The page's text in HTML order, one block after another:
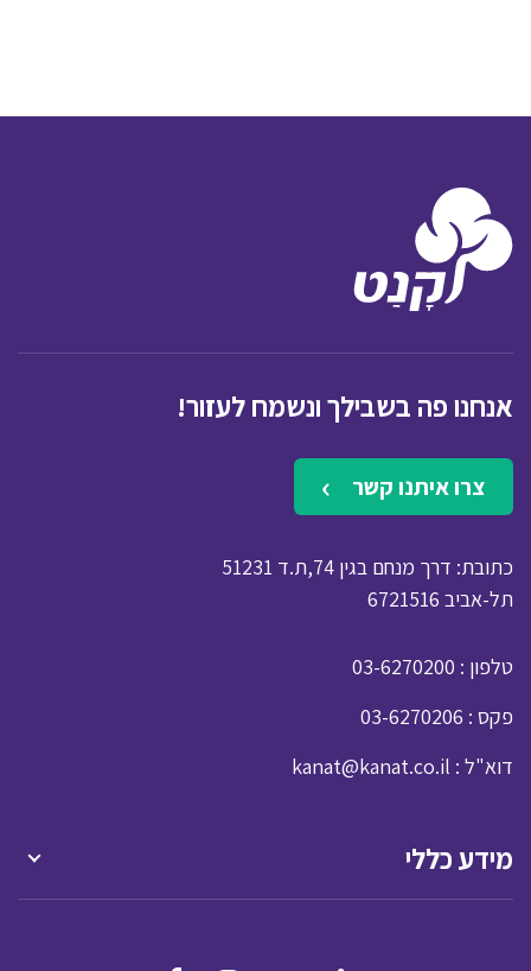
אנחנו פה בשבילך ונשמח לעזור!
צרו איתנו קשר
כתובת: דרך מנחם בגין 74,ת.ד 51231
תל-אביב 6721516
03-6270200
: טלפון
03-6270206 : פקס
kanat@kanat.co.il : דוא"ל
מידע כללי